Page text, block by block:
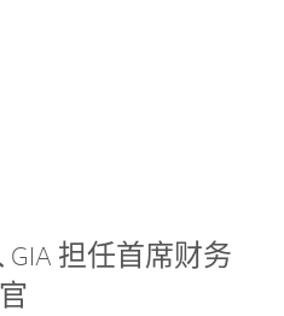
GIA 担任首席财务
官